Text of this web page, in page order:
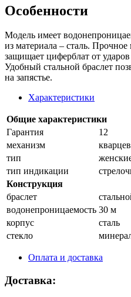
Особенности
Модель имеет
из материала – сталь.
защищает циферблат от
Удобный стальной браслет
на запястье.
Характеристики
Общие характеристики
Гарантия
12
механизм
тип
тип индикации
Конструкция
браслет
водонепроницаемость 30 м
корпус
сталь
стекло
Оплата и доставка
Доставка: